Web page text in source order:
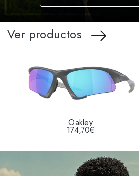
Ver productos
Oakley
174,70€